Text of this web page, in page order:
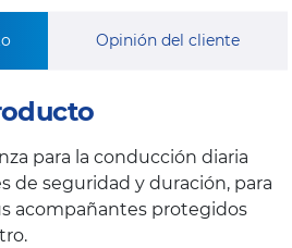
Opinión del cliente
para la conducción diaria
de seguridad y duración, para
acompañantes protegidos